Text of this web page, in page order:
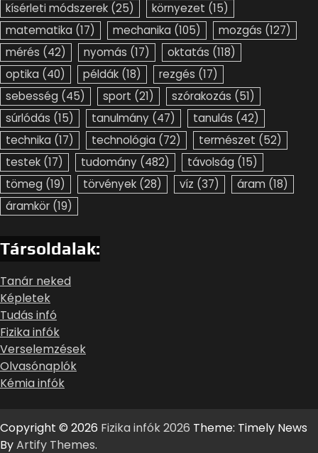
kísérleti módszerek (25) környezet (15)
matematika (17) mechanika (105) mozgás (127)
mérés (42) nyomás (17) oktatás (118)
optika (40) példák (18) rezgés (17)
sebesség (45) sport (21) szórakozás (51)
súrlódás (15) tanulmány (47) tanulás (42)
technika (17) technológia (72) természet (52)
testek (17) tudomány (482) távolság (15)
tömeg (19) törvények (28) víz (37) áram (18)
áramkör (19)
Társoldalak:
Tanár neked
Képletek
Tudás infó
Fizika infók
Verselemzések
Olvasónaplók
Kémia infók
Copyright © 2026 Fizika infók 2026 Theme: Timely News
ByArtify Themes.